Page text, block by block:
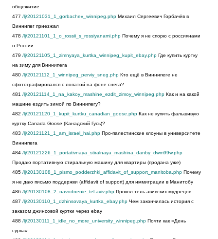
общежитие
477 /lj/20121031_1_gorbachev_winnipeg.php Михаил Сергеевич Горбачёв в
Виннипег приезжал
478 /lj/20121101_1_o_rossii_s_rossiyanami.php Почему я не спорю с россиянами
о России
479 /lj/20121105_1_zimnyaya_kurtka_winnipeg_kupit_ebay.php Где купить куртку
на зиму для Виннипега
480 /lj/20121112_1_winnipeg_perviy_sneg.php Кто ещё в Виннипеге не
сфотографировался с лопатой на фоне снега?
481 /lj/20121114_1_na_kakoy_mashine_ezdit_zimoy_winnipeg.php Как и на какой
машине ездить зимой по Виннипегу?
482 /lj/20121120_1_kupit_kurtku_canadian_goose.php Как не купить фальшивую
куртку Canada Goose (Канадский Гусь)?
483 /lj/20121121_1_am_israel_hai.php Про-палестинские клоуны в университете
Виннипега
484 /lj/20121226_1_portativnaya_stiralnaya_mashina_danby_dwm99w.php
Продаю портативную стиральную машину для квартиры (продана уже)
485 /lj/20130108_1_pismo_podderzhki_affidavit_of_support_manitoba.php Почему
я не даю письмо поддержки (affidavit of support) для иммиграции в Манитобу
486 /lj/20130108_2_navodnenie_tel-aviv.php Прокол тель-авивских мудрецов
487 /lj/20130110_1_dzhinsovaya_kurtka_ebay.php Чем закончилась история с
заказом джинсовой куртки через ebay
488 /lj/20130111_1_idle_no_more_university_winnipeg.php Почти как «День
сурка»